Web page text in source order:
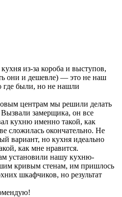
из-за короба и выступов,
они и дешевле) — это не наш
были, но не нашли
центрам мы решили делать
замерщика, он все
кухню именно такой, как
сложилась окончательно. Не
вариант, но кухня идеально
как мне нравится.
установили нашу кухню-
кривым стенам, им пришлось
шкафчиков, но результат